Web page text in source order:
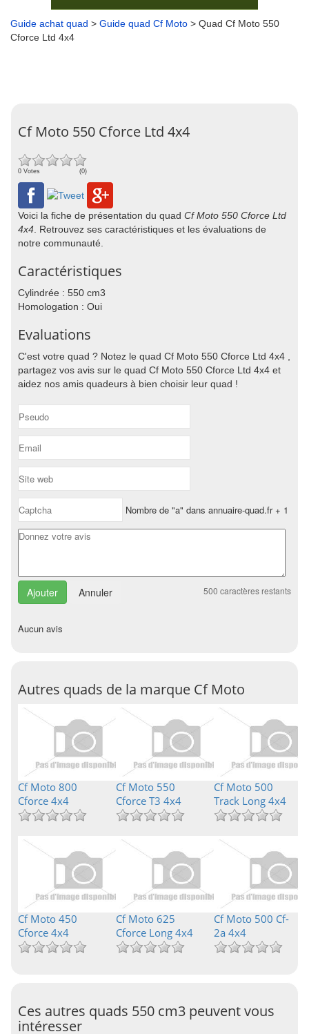
Guide achat quad > Guide quad Cf Moto > Quad Cf Moto 550
Cforce Ltd 4x4
Cf Moto 550 Cforce Ltd 4x4
0 Votes (0)
Voici la fiche de présentation du quad Cf Moto 550 Cforce Ltd
4x4 . Retrouvez ses caractéristiques et les évaluations de
notre communauté.
Caractéristiques
Cylindrée : 550 cm3
Homologation : Oui
Evaluations
C'est votre quad ? Notez le quad Cf Moto 550 Cforce Ltd 4x4 ,
partagez vos avis sur le quad Cf Moto 550 Cforce Ltd 4x4 et
aidez nos amis quadeurs à bien choisir leur quad !
Nombre de "a" dans annuaire-quad.fr + 1
Annuler 500 caractères restants
Aucun avis
Autres quads de la marque Cf Moto
Cf Moto 800
Cforce 4x4
Cf Moto 550
Cforce T3 4x4
Cf Moto 500
Track Long 4x4
Cf Moto 450
Cforce 4x4
Cf Moto 625
Cforce Long 4x4
Cf Moto 500 Cf-
2a 4x4
Ces autres quads 550 cm3 peuvent vous
intéresser